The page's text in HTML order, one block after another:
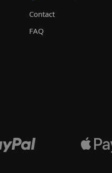
Contact
FAQ